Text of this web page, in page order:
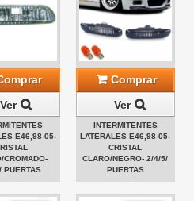
Ver
E46,98-05-
CROMADO-
PUERTAS
Comprar
Ver
INTERMITENTES
LATERALES E46,98-05-
CRISTAL
CLARO/NEGRO- 2/4/5/
PUERTAS